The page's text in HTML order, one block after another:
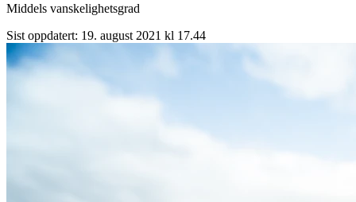
Middels vanskelighetsgrad
Sist oppdatert: 19. august 2021 kl 17.44